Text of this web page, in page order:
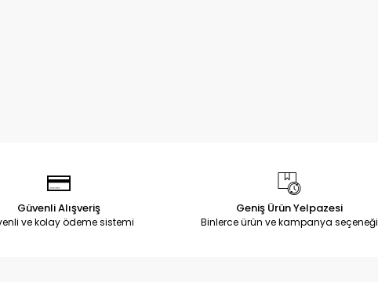
Güvenli Alışveriş
ve kolay ödeme sistemi
Geniş Ürün Yelpazesi
Binlerce ürün ve kampanya seçeneği